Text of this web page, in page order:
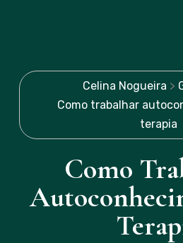
Celina Nogueira >
Como trabalhar
terapia
Como